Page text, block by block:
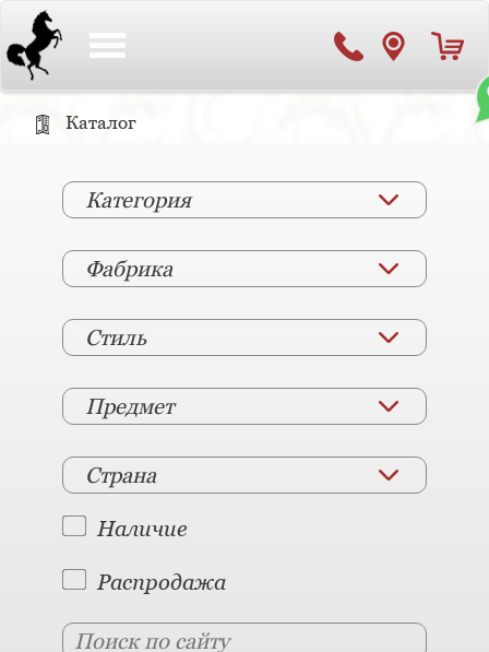
Каталог
Категория
Фабрика
Стиль
Предмет
Страна
Наличие
Распродажа